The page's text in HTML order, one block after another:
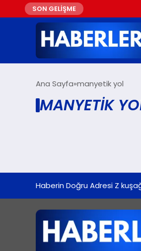
SON GELİŞME
Ana Sayfa manyetik yol
MANYETIK
Haberin Doğru Adresi Z